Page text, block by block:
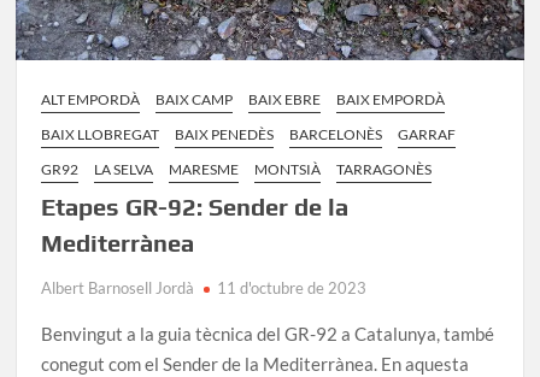
ALT EMPORDÀ BAIX CAMP BAIX EBRE
BAIX EMPORDÀ
BAIX LLOBREGAT
BAIX PENEDÈS BARCELONÈS
GARRAF
GR92
LA SELVA MARESME MONTSIÀ TARRAGONÈS
Etapes GR-92: Sender de la
Mediterrànea
Albert Barnosell Jordà 11 d'octubre de 2023
Benvingut a la guia tècnica del GR-92 a Catalunya, també
conegut com el Sender de la Mediterrànea. En aquesta